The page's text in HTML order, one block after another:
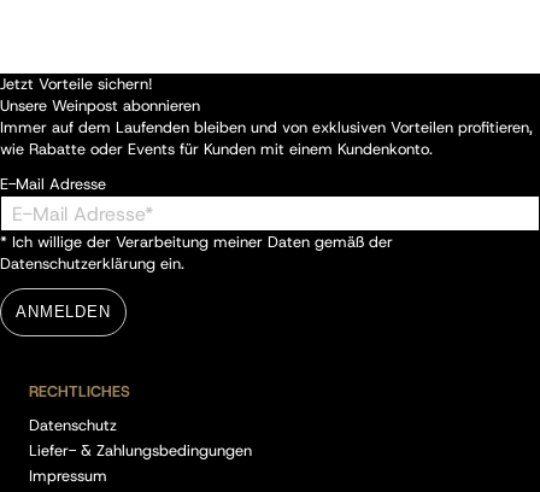
Jetzt Vorteile sichern!
Unsere Weinpost abonnieren
Immer auf dem Laufenden bleiben und von exklusiven Vorteilen profitieren,
wie Rabatte oder Events für Kunden mit einem Kundenkonto.
E-Mail Adresse
* Ich willige der Verarbeitung meiner Daten gemäß der
Datenschutzerklärung ein.
ANMELDEN
RECHTLICHES
Datenschutz
Liefer- & Zahlungsbedingungen
Impressum